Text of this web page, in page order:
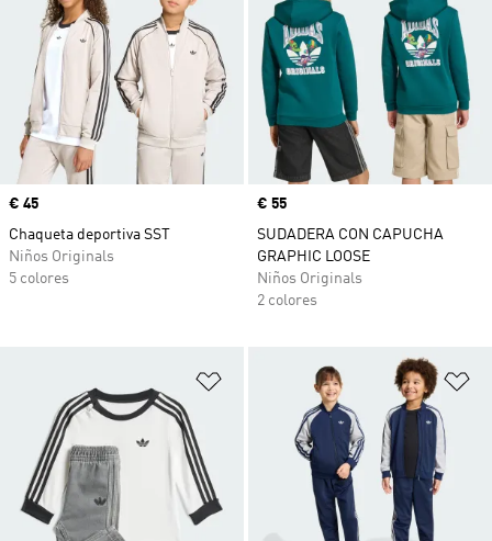
Precio
€ 45
Chaqueta deportiva SST
Niños Originals
5 colores
Precio
€ 55
SUDADERA CON CAPUCHA
GRAPHIC LOOSE
Niños Originals
2 colores
Añadir a la lista de deseos